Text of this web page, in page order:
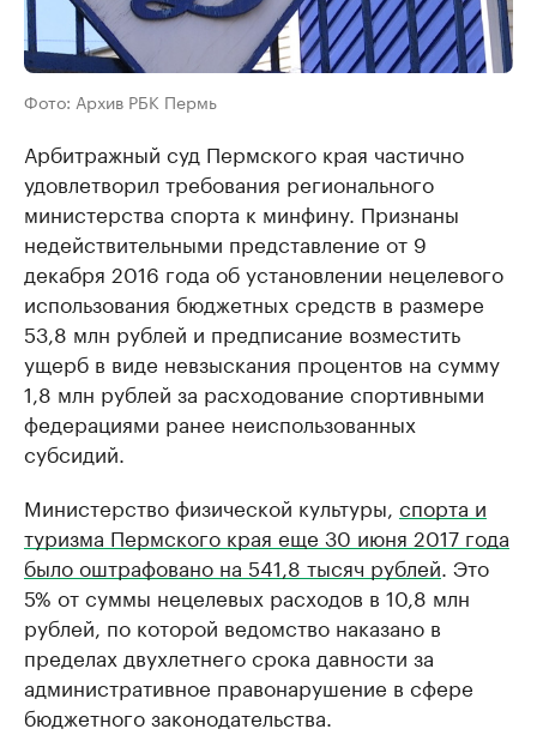
Фото: Архив РБК Пермь
Арбитражный суд Пермского края частично
удовлетворил требования регионального
министерства спорта к минфину. Признаны
недействительными представление от 9
декабря 2016 года об установлении нецелевого
использования бюджетных средств в размере
53,8 млн рублей и предписание возместить
ущерб в виде невзыскания процентов на сумму
1,8 млн рублей за расходование спортивными
федерациями ранее неиспользованных
субсидий.
Министерство физической культуры, спорта и
туризма Пермского края еще 30 июня 2017 года
было оштрафовано на 541,8 тысяч рублей. Это
5% от суммы нецелевых расходов в 10,8 млн
рублей, по которой ведомство наказано в
пределах двухлетнего срока давности за
административное правонарушение в сфере
бюджетного законодательства.